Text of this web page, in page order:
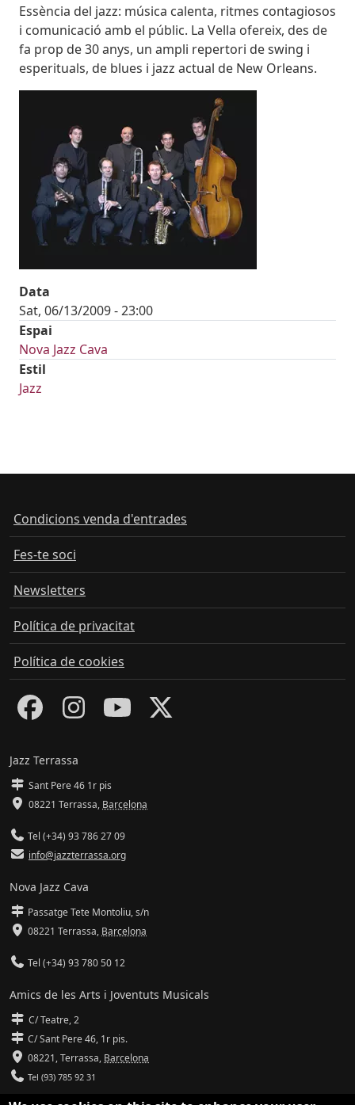
Body
Essència del jazz: música calenta, ritmes contagiosos
i comunicació amb el públic. La Vella ofereix, des de
fa prop de 30 anys, un ampli repertori de swing i
esperituals, de blues i jazz actual de New Orleans.
Data
Sat, 06/13/2009 - 23:00
Espai
Nova Jazz Cava
Estil
Jazz
Condicions venda d'entrades
Fes-te soci
Newsletters
Política de privacitat
Política de cookies
Jazz Terrassa
Sant Pere 46 1r pis
08221 Terrassa, Barcelona
Tel (+34) 93 786 27 09
info@jazzterrassa.org
Nova Jazz Cava
Passatge Tete Montoliu, s/n
08221 Terrassa, Barcelona
Tel (+34) 93 780 50 12
Amics de les Arts i Joventuts Musicals
C/ Teatre, 2
C/ Sant Pere 46, 1r pis.
08221,Terrassa, Barcelona
Tel (93) 785 92 31